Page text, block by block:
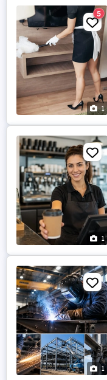
1
5
1
1